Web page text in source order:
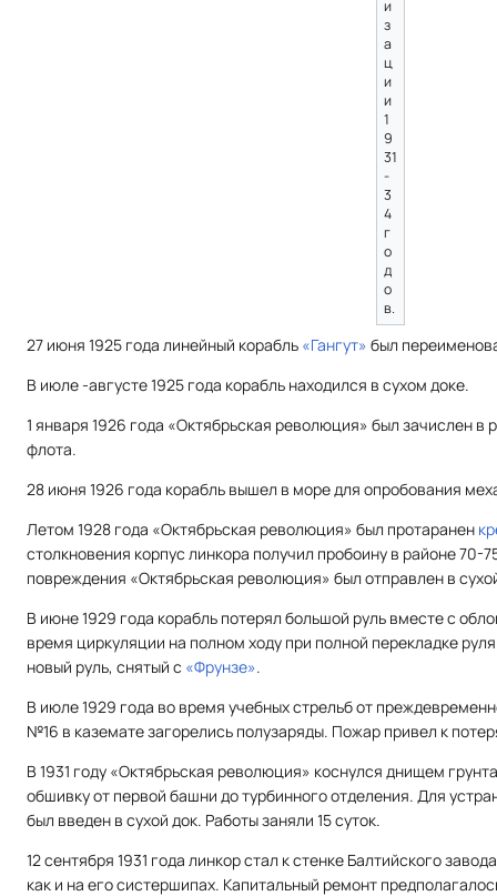
и
з
а
ц
и
и
1
9
31
-
3
4
г
о
д
о
в.
27 июня 1925 года линейный корабль «Гангут» был
В июле -августе 1925 года корабль находился в сухом доке.
1 января 1926 года «Октябрьская революция» был зачислен в
флота.
28 июня 1926 года корабль вышел в море для опробования
Летом 1928 года «Октябрьская революция» был протаранен
столкновения корпус линкора получил пробоину в районе 70-
повреждения «Октябрьская революция» был отправлен в
В июне 1929 года корабль потерял большой руль вместе с
время циркуляции на полном ходу при полной перекладке
новый руль, снятый с «Фрунзе».
В июле 1929 года во время учебных стрельб от
№16 в каземате загорелись полузаряды. Пожар привел к
В 1931 году «Октябрьская революция» коснулся днищем
обшивку от первой башни до турбинного отделения. Для
был введен в сухой док. Работы заняли 15 суток.
12 сентября 1931 года линкор стал к стенке Балтийского
как и на его систершипах. Капитальный ремонт